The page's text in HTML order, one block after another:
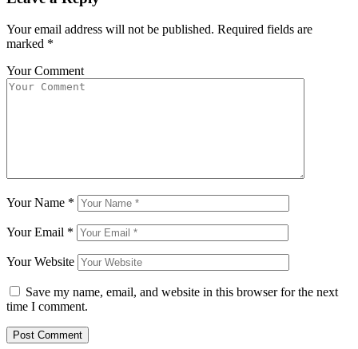
Your email address will not be published. Required fields are
marked *
Your Comment
Your Name *
Your Email *
Your Website
Save my name, email, and website in this browser for the next
time I comment.